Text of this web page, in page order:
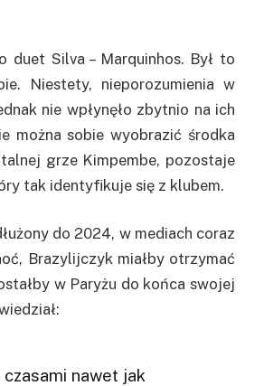
Silva – Marquinhos. Był to
Niestety, nieporozumienia w
nie wpłynęło zbytnio na ich
można sobie wyobrazić środka
grze Kimpembe, pozostaje
tak identyfikuje się z klubem.
do 2024, w mediach coraz
Brazylijczyk miałby otrzymać
w Paryżu do końca swojej
nawet jak